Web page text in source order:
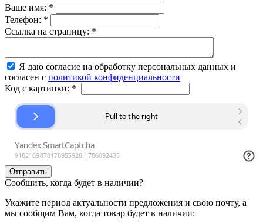
Ваше имя: *
Телефон: *
Ссылка на страницу: *
Я даю согласие на обработку персональных данных и
согласен с политикой конфиденциальности
Код с картинки: *
Сообщить, когда будет в наличии?
Укажите период актуальности предложения и свою почту, а
мы сообщим Вам, когда товар будет в наличии: